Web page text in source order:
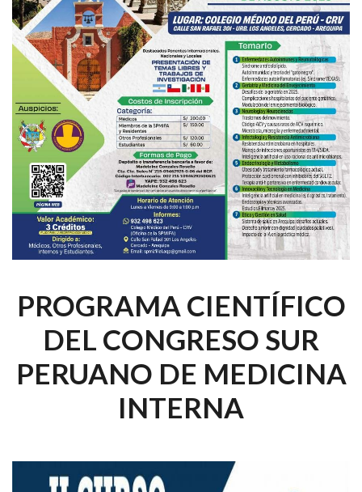
PROGRAMA CIENTÍFICO
DEL CONGRESO SUR
PERUANO DE MEDICINA
INTERNA